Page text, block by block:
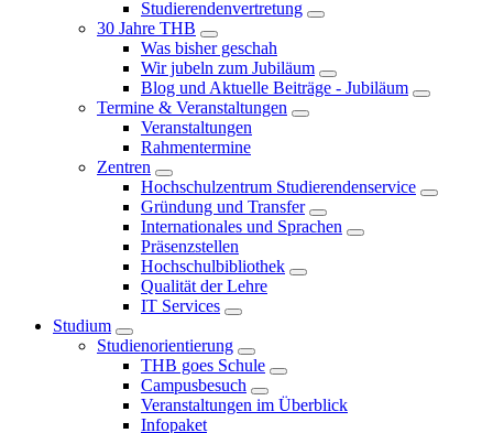
Studierendenvertretung
30 Jahre THB
Was bisher geschah
Wir jubeln zum Jubiläum
Blog und Aktuelle Beiträge - Jubiläum
Termine & Veranstaltungen
Veranstaltungen
Rahmentermine
Zentren
Hochschulzentrum Studierendenservice
Gründung und Transfer
Internationales und Sprachen
Präsenzstellen
Hochschulbibliothek
Qualität der Lehre
IT Services
Studium
Studienorientierung
THB goes Schule
Campusbesuch
Veranstaltungen im Überblick
Infopaket